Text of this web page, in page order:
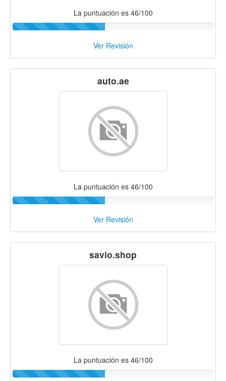
La puntuación es 46/100
Ver Revisión
auto.ae
La puntuación es 46/100
Ver Revisión
savio.shop
La puntuación es 46/100